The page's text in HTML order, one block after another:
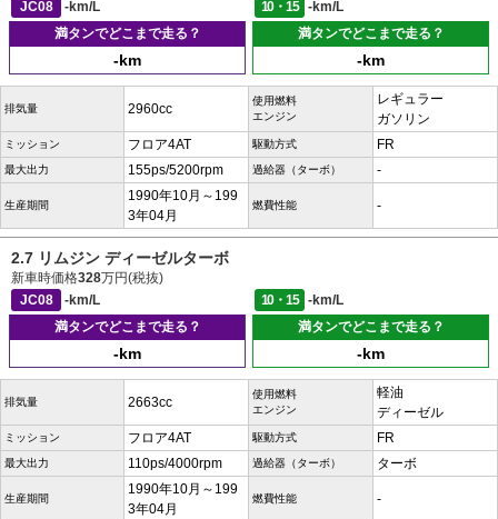
JC08
-km/L 10・15
-km/L
満タンでどこまで走る？
-km
満タンでどこまで走る？
-km
排気量 2960cc
使用燃料
エンジン
レギュラー
ガソリン
ミッション フロア4AT 駆動方式 FR
最大出力 155ps/5200rpm 過給器（ターボ） -
生産期間
1990年10月～199
3年04月
燃費性能 -
2.7 リムジン ディーゼルターボ
新車時価格328万円(税抜)
JC08
-km/L 10・15
-km/L
満タンでどこまで走る？
-km
満タンでどこまで走る？
-km
排気量 2663cc
使用燃料
エンジン
軽油
ディーゼル
ミッション フロア4AT 駆動方式 FR
最大出力 110ps/4000rpm 過給器（ターボ） ターボ
生産期間
1990年10月～199
3年04月
燃費性能 -